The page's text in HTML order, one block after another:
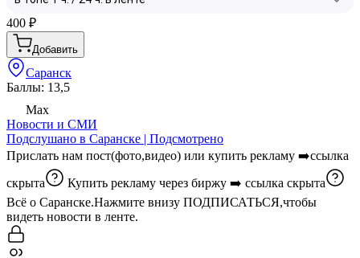
400 ₽
Добавить
Саранск
Баллы: 13,5
Max
Новости и СМИ
Подслушано в Саранске | Подсмотрено
Прислать нам пост(фото,видео) или купить рекламу ➡️ссылка
скрыта
Купить рекламу через биржу ➡️ ссылка скрыта
Всё о Саранске.Нажмите внизу ПОДПИСАТЬСЯ,чтобы
видеть новости в ленте.